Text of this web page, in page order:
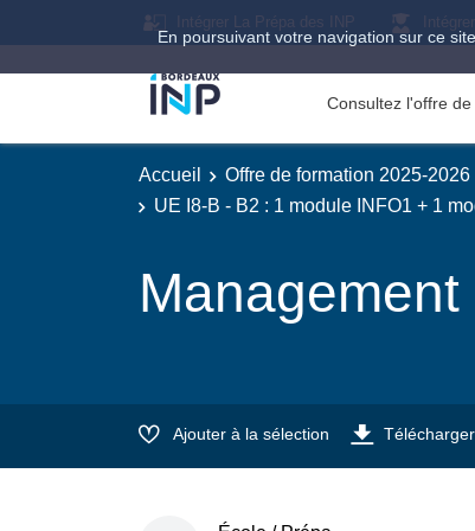
En poursuivant votre navigation sur ce
Intégrer La Prépa des INP
Consultez l'offre
Accueil Offre de formation 2025-2026
UE I8-B - B2 : 1 module INFO1 + 1
Ajouter à la sélection Télécharger